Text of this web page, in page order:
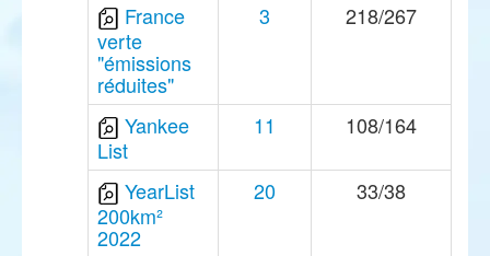
France
verte
"émissions
réduites"
3 218/267
Yankee
List
11 108/164
YearList
200km²
2022
20 33/38